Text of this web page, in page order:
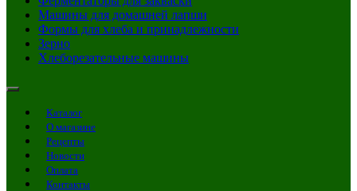
Машины для домашней лапши
Формы для хлеба и принадлежности
Зерно
Хлеборезательные машины
Каталог
О магазине
Рецепты
Новости
Оплата
Контакты